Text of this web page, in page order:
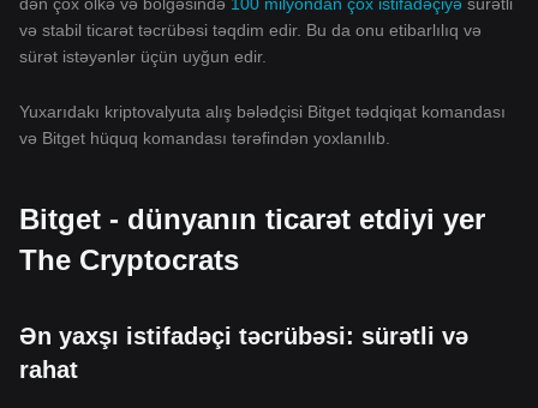
və stabil ticarət təcrübəsi təqdim edir. Bu da onu etibarlılıq və
sürət istəyənlər üçün uyğun edir.
Yuxarıdakı kriptovalyuta alış bələdçisi Bitget tədqiqat komandası
və Bitget hüquq komandası tərəfindən yoxlanılıb.
Bitget - dünyanın ticarət etdiyi yer
The Cryptocrats
Ən yaxşı istifadəçi təcrübəsi: sürətli və
rahat